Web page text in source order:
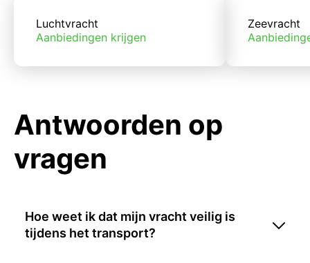
Luchtvracht
Aanbiedingen krijgen
Zeevracht
Antwoorden op
vragen
Hoe weet ik dat mijn vracht veilig is
tijdens het transport?